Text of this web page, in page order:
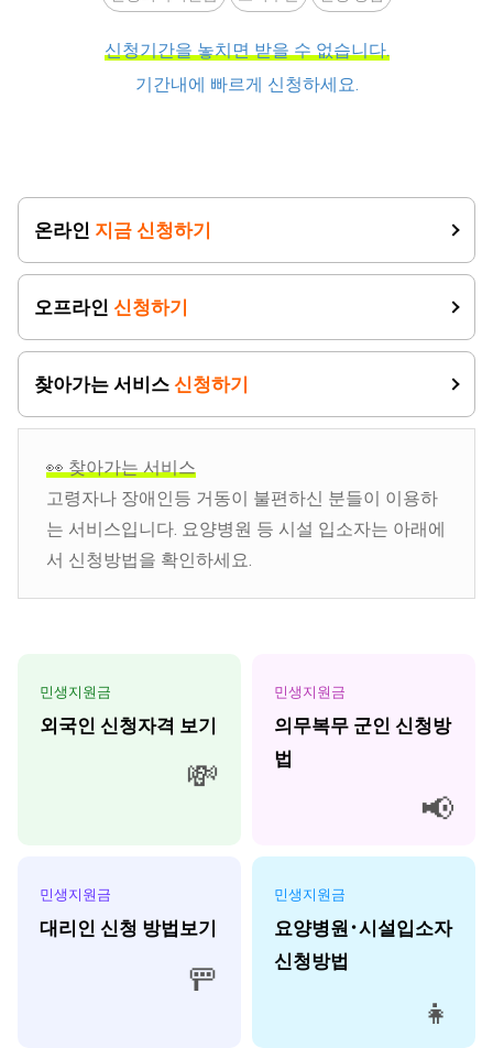
신청기간을 놓치면 받을 수 없습니다.
기간내에 빠르게 신청하세요.
온라인 지금 신청하기
오프라인 신청하기
찾아가는 서비스 신청하기
👀 찾아가는 서비스
고령자나 장애인등 거동이 불편하신 분들이 이용하
는 서비스입니다. 요양병원 등 시설 입소자는 아래에
서 신청방법을 확인하세요.
민생지원금
외국인 신청자격 보기
💸
민생지원금
의무복무 군인 신청방
법
📢
민생지원금
대리인 신청 방법보기
🚥
민생지원금
요양병원･시설입소자
신청방법
👧